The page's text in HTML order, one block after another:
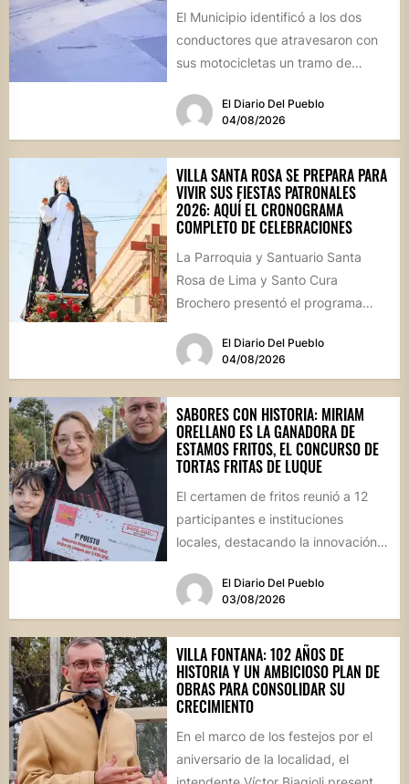
El Municipio identificó a los dos
conductores que atravesaron con
sus motocicletas un tramo de
calle...
El Diario Del Pueblo
04/08/2026
VILLA SANTA ROSA SE PREPARA PARA
VIVIR SUS FIESTAS PATRONALES
2026: AQUÍ EL CRONOGRAMA
COMPLETO DE CELEBRACIONES
La Parroquia y Santuario Santa
Rosa de Lima y Santo Cura
Brochero presentó el programa
El Diario Del Pueblo
04/08/2026
SABORES CON HISTORIA: MIRIAM
ORELLANO ES LA GANADORA DE
ESTAMOS FRITOS, EL CONCURSO DE
TORTAS FRITAS DE LUQUE
El certamen de fritos reunió a 12
participantes e instituciones
locales, destacando la innovación
El Diario Del Pueblo
03/08/2026
VILLA FONTANA: 102 AÑOS DE
HISTORIA Y UN AMBICIOSO PLAN DE
OBRAS PARA CONSOLIDAR SU
CRECIMIENTO
En el marco de los festejos por el
aniversario de la localidad, el